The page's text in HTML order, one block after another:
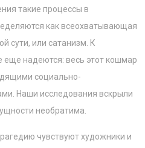
такие процессы в
как всеохватывающая
сути, или сатанизм. К
надеются: весь этот кошмар
социально-
Наши исследования вскрыли
необратима.
чувствуют художники и